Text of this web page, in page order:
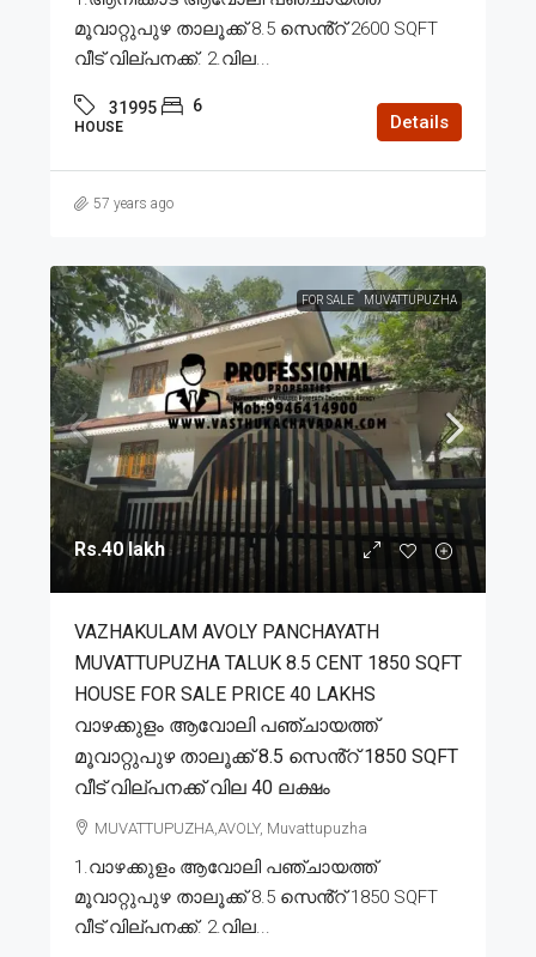
മൂവാറ്റുപുഴ താലൂക്ക് 8.5 സെൻ്റ് 2600 SQFT
വീട് വില്പനക്ക്. 2.വില...
31995 6
HOUSE Details
57 years ago
FOR SALE MUVATTUPUZHA
Rs.40 lakh
VAZHAKULAM AVOLY PANCHAYATH
MUVATTUPUZHA TALUK 8.5 CENT 1850 SQFT
HOUSE FOR SALE PRICE 40 LAKHS
വാഴക്കുളം ആവോലി പഞ്ചായത്ത്
മൂവാറ്റുപുഴ താലൂക്ക് 8.5 സെൻ്റ് 1850 SQFT
വീട് വില്പനക്ക് വില 40 ലക്ഷം
MUVATTUPUZHA,AVOLY, Muvattupuzha
1.വാഴക്കുളം ആവോലി പഞ്ചായത്ത്
മൂവാറ്റുപുഴ താലൂക്ക് 8.5 സെൻ്റ് 1850 SQFT
വീട് വില്പനക്ക്. 2.വില...